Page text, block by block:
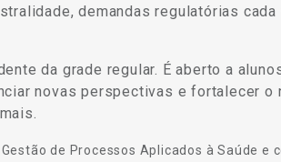
demandas regulatórias cada
da grade regular. É aberto a
novas perspectivas e fortalecer o
de Processos Aplicados à Saúde e